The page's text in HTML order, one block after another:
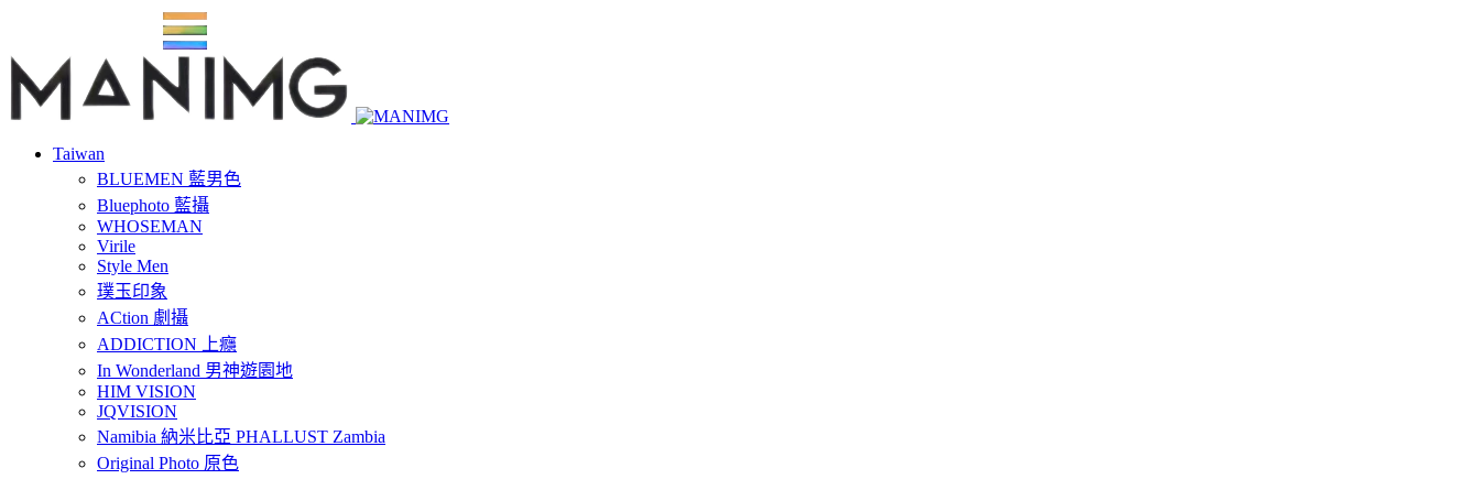
Taiwan
BLUEMEN 藍男色
Bluephoto 藍攝
WHOSEMAN
Virile
Style Men
璞玉印象
ACtion 劇攝
ADDICTION 上癮
In Wonderland 男神遊園地
HIM VISION
JQVISION
Namibia 納米比亞 PHALLUST Zambia
Original Photo 原色